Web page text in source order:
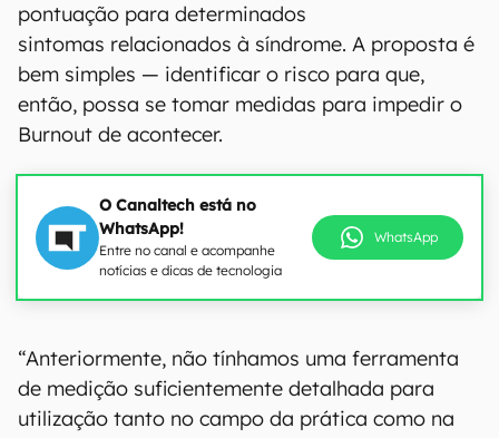
pontuação para determinados
sintomas relacionados à síndrome. A proposta é
bem simples — identificar o risco para que,
então, possa se tomar medidas para impedir o
Burnout de acontecer.
O Canaltech está no
WhatsApp!
Entre no canal e acompanhe
notícias e dicas de tecnologia
WhatsApp